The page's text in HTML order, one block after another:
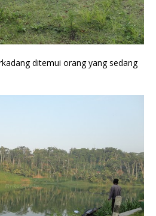
ditemui orang yang sedang